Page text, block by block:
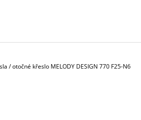
/otočné křeslo MELODY DESIGN 770 F25-N6